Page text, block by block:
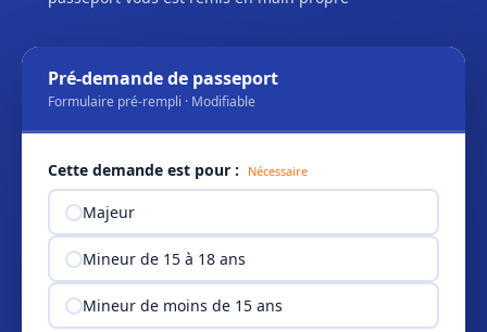
Pré-demande de passeport
Formulaire pré-rempli · Modifiable
Cette demande est pour : Nécessaire
Majeur
Mineur de 15 à 18 ans
Mineur de moins de 15 ans